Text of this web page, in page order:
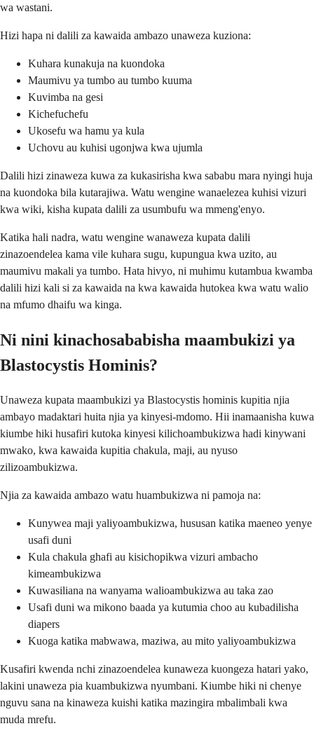
wa wastani.
Hizi hapa ni dalili za kawaida ambazo unaweza kuziona:
Kuhara kunakuja na kuondoka
Maumivu ya tumbo au tumbo kuuma
Kuvimba na gesi
Kichefuchefu
Ukosefu wa hamu ya kula
Uchovu au kuhisi ugonjwa kwa ujumla
Dalili hizi zinaweza kuwa za kukasirisha kwa sababu mara nyingi huja
na kuondoka bila kutarajiwa. Watu wengine wanaelezea kuhisi vizuri
kwa wiki, kisha kupata dalili za usumbufu wa mmeng'enyo.
Katika hali nadra, watu wengine wanaweza kupata dalili
zinazoendelea kama vile kuhara sugu, kupungua kwa uzito, au
maumivu makali ya tumbo. Hata hivyo, ni muhimu kutambua kwamba
dalili hizi kali si za kawaida na kwa kawaida hutokea kwa watu walio
na mfumo dhaifu wa kinga.
Ni nini kinachosababisha maambukizi ya
Blastocystis Hominis?
Unaweza kupata maambukizi ya Blastocystis hominis kupitia njia
ambayo madaktari huita njia ya kinyesi-mdomo. Hii inamaanisha kuwa
kiumbe hiki husafiri kutoka kinyesi kilichoambukizwa hadi kinywani
mwako, kwa kawaida kupitia chakula, maji, au nyuso
zilizoambukizwa.
Njia za kawaida ambazo watu huambukizwa ni pamoja na:
Kunywea maji yaliyoambukizwa, hususan katika maeneo yenye
usafi duni
Kula chakula ghafi au kisichopikwa vizuri ambacho
kimeambukizwa
Kuwasiliana na wanyama walioambukizwa au taka zao
Usafi duni wa mikono baada ya kutumia choo au kubadilisha
diapers
Kuoga katika mabwawa, maziwa, au mito yaliyoambukizwa
Kusafiri kwenda nchi zinazoendelea kunaweza kuongeza hatari yako,
lakini unaweza pia kuambukizwa nyumbani. Kiumbe hiki ni chenye
nguvu sana na kinaweza kuishi katika mazingira mbalimbali kwa
muda mrefu.